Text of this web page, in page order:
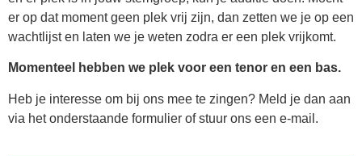
er op dat moment geen plek vrij zijn, dan zetten we je op een
wachtlijst en laten we je weten zodra er een plek vrijkomt.
Momenteel hebben we plek voor een tenor en een bas.
Heb je interesse om bij ons mee te zingen? Meld je dan aan
via het onderstaande formulier of stuur ons een e-mail.